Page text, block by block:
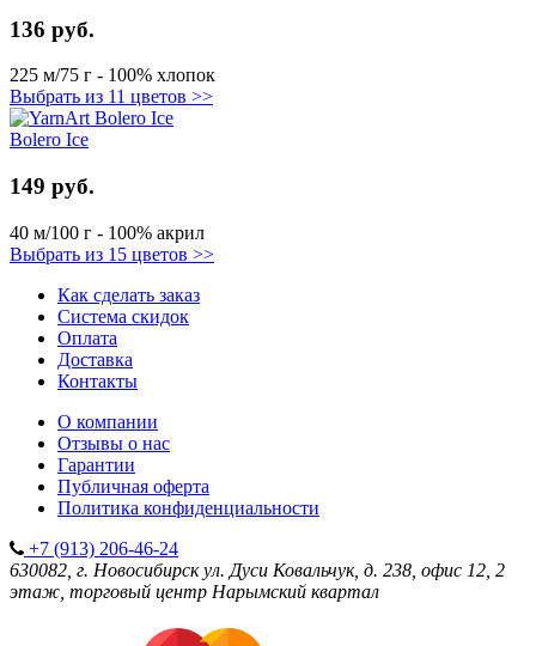
136 руб.
225 м/75 г - 100% хлопок
Выбрать из 11 цветов >>
Bolero Ice
149 руб.
40 м/100 г - 100% акрил
Выбрать из 15 цветов >>
Как сделать заказ
Система скидок
Оплата
Доставка
Контакты
О компании
Отзывы о нас
Гарантии
Публичная оферта
Политика конфиденциальности
+7 (913) 206-46-24
630082, г. Новосибирск ул. Дуси Ковальчук, д. 238, офис 12, 2
этаж, торговый центр Нарымский квартал